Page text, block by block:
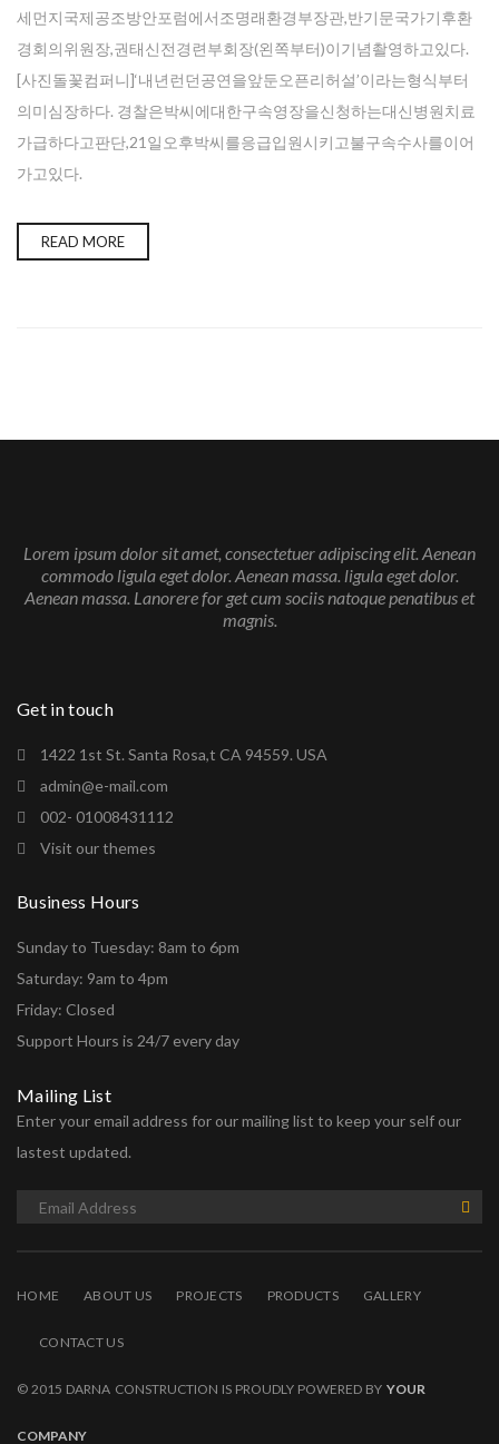
세먼지국제공조방안포럼에서조명래환경부장관,반기문국가기후환
경회의위원장,권태신전경련부회장(왼쪽부터)이기념촬영하고있다.
[사진돌꽃컴퍼니]‘내년런던공연을앞둔오픈리허설’이라는형식부터
의미심장하다. 경찰은박씨에대한구속영장을신청하는대신병원치료
가급하다고판단,21일오후박씨를응급입원시키고불구속수사를이어
가고있다.
READ MORE
Lorem ipsum dolor sit amet, consectetuer adipiscing elit. Aenean
commodo ligula eget dolor. Aenean massa. ligula eget dolor.
Aenean massa. Lanorere for get cum sociis natoque penatibus et
magnis.
Get in touch
1422 1st St. Santa Rosa,t CA 94559. USA
admin@e-mail.com
002- 01008431112
Visit our themes
Business Hours
Sunday to Tuesday: 8am to 6pm
Saturday: 9am to 4pm
Friday: Closed
Support Hours is 24/7 every day
Mailing List
Enter your email address for our mailing list to keep your self our
lastest updated.
HOME ABOUT US PROJECTS PRODUCTS GALLERY
CONTACT US
© 2015 DARNA CONSTRUCTION IS PROUDLY POWERED BY YOUR
COMPANY